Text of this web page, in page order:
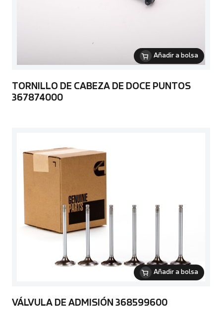
Añadir a bolsa
TORNILLO DE CABEZA DE DOCE PUNTOS
367874000
Añadir a bolsa
VÁLVULA DE ADMISIÓN 368599600